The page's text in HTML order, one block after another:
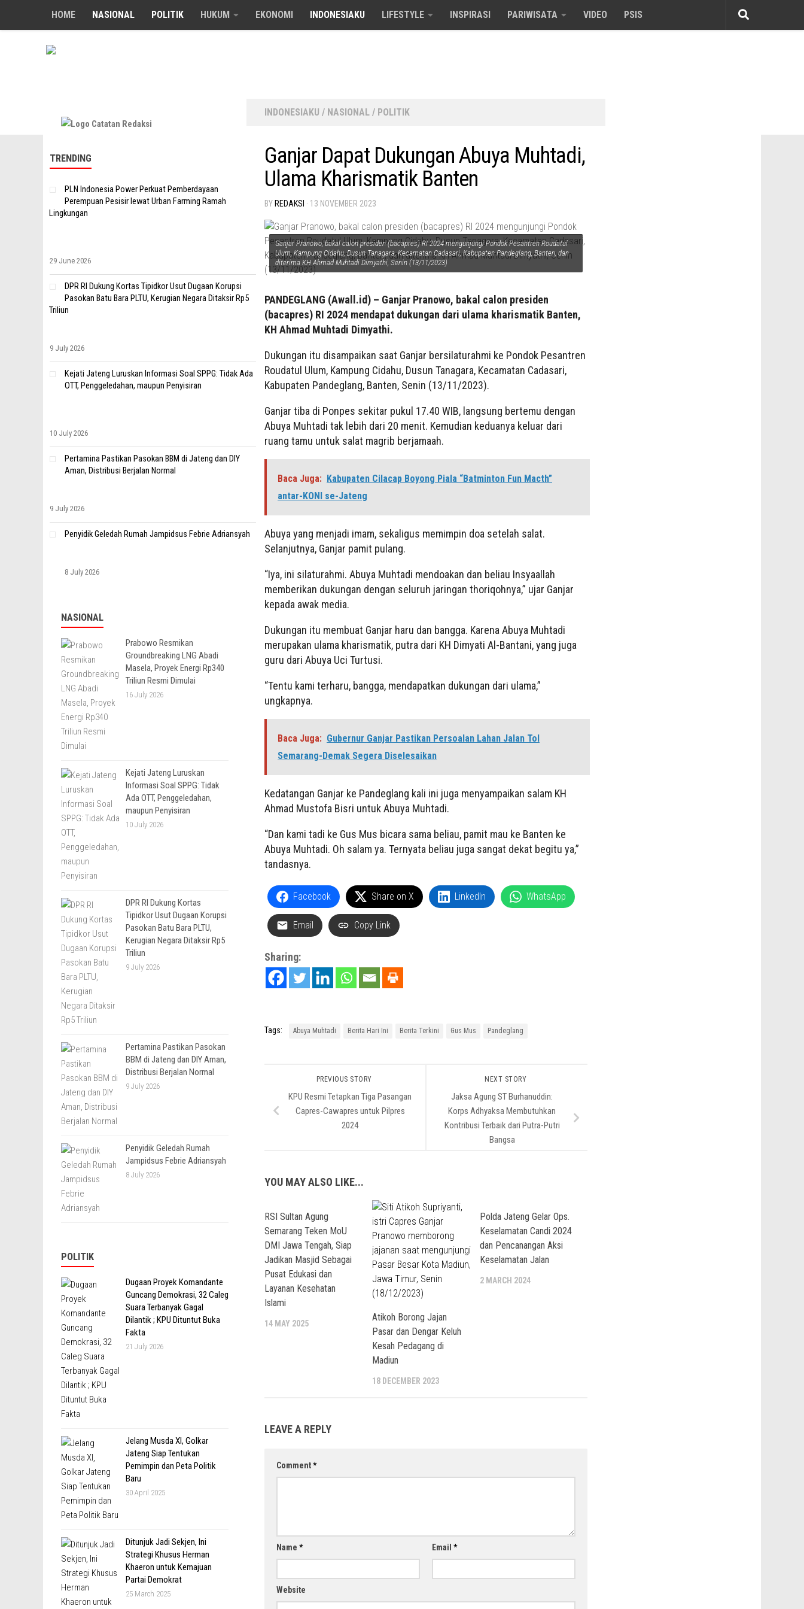
Skip to content
HOME NASIONAL POLITIK HUKUM EKONOMI INDONESIAKU LIFESTYLE INSPIRASI PARIWISATA VIDEO PSIS
INDONESIAKU / NASIONAL / POLITIK
Ganjar Dapat Dukungan Abuya Muhtadi,
Ulama Kharismatik Banten
BY REDAKSI · 13 NOVEMBER 2023
Ganjar Pranowo, bakal calon presiden (bacapres) RI 2024 mengunjungi Pondok Pesantren Roudatul
Ulum, Kampung Cidahu, Dusun Tanagara, Kecamatan Cadasari, Kabupaten Pandeglang, Banten, dan
diterima KH Ahmad Muhtadi Dimyathi, Senin (13/11/2023)
PANDEGLANG (Awall.id) – Ganjar Pranowo, bakal calon presiden
(bacapres) RI 2024 mendapat dukungan dari ulama kharismatik Banten,
KH Ahmad Muhtadi Dimyathi.
Dukungan itu disampaikan saat Ganjar bersilaturahmi ke Pondok Pesantren
Roudatul Ulum, Kampung Cidahu, Dusun Tanagara, Kecamatan Cadasari,
Kabupaten Pandeglang, Banten, Senin (13/11/2023).
Ganjar tiba di Ponpes sekitar pukul 17.40 WIB, langsung bertemu dengan
Abuya Muhtadi tak lebih dari 20 menit. Kemudian keduanya keluar dari
ruang tamu untuk salat magrib berjamaah.
Baca Juga: Kabupaten Cilacap Boyong Piala “Batminton Fun Macth”
antar-KONI se-Jateng
Abuya yang menjadi imam, sekaligus memimpin doa setelah salat.
Selanjutnya, Ganjar pamit pulang.
“Iya, ini silaturahmi. Abuya Muhtadi mendoakan dan beliau Insyaallah
memberikan dukungan dengan seluruh jaringan thoriqohnya,” ujar Ganjar
kepada awak media.
Dukungan itu membuat Ganjar haru dan bangga. Karena Abuya Muhtadi
merupakan ulama kharismatik, putra dari KH Dimyati Al-Bantani, yang juga
guru dari Abuya Uci Turtusi.
“Tentu kami terharu, bangga, mendapatkan dukungan dari ulama,”
ungkapnya.
Baca Juga: Gubernur Ganjar Pastikan Persoalan Lahan Jalan Tol
Semarang-Demak Segera Diselesaikan
Kedatangan Ganjar ke Pandeglang kali ini juga menyampaikan salam KH
Ahmad Mustofa Bisri untuk Abuya Muhtadi.
“Dan kami tadi ke Gus Mus bicara sama beliau, pamit mau ke Banten ke
Abuya Muhtadi. Oh salam ya. Ternyata beliau juga sangat dekat begitu ya,”
tandasnya.
Facebook Share on X LinkedIn WhatsApp
Email Copy Link
Sharing:
Tags: Abuya Muhtadi Berita Hari Ini Berita Terkini Gus Mus Pandeglang
NEXT STORY
Jaksa Agung ST Burhanuddin:
Korps Adhyaksa Membutuhkan
Kontribusi Terbaik dari Putra-Putri
Bangsa
PREVIOUS STORY
KPU Resmi Tetapkan Tiga Pasangan
Capres-Cawapres untuk Pilpres
2024
YOU MAY ALSO LIKE...
RSI Sultan Agung
Semarang Teken MoU
DMI Jawa Tengah, Siap
Jadikan Masjid Sebagai
Pusat Edukasi dan
Layanan Kesehatan
Islami
14 MAY 2025
Atikoh Borong Jajan
Pasar dan Dengar Keluh
Kesah Pedagang di
Madiun
18 DECEMBER 2023
Polda Jateng Gelar Ops.
Keselamatan Candi 2024
dan Pencanangan Aksi
Keselamatan Jalan
2 MARCH 2024
LEAVE A REPLY
Comment*
Name * Email *
Website
TRENDING
PLN Indonesia Power Perkuat Pemberdayaan
Perempuan Pesisir lewat Urban Farming Ramah
Lingkungan
29 June 2026
DPR RI Dukung Kortas Tipidkor Usut Dugaan Korupsi
Pasokan Batu Bara PLTU, Kerugian Negara Ditaksir Rp5
Triliun
9 July 2026
Kejati Jateng Luruskan Informasi Soal SPPG: Tidak Ada
OTT, Penggeledahan, maupun Penyisiran
10 July 2026
Pertamina Pastikan Pasokan BBM di Jateng dan DIY
Aman, Distribusi Berjalan Normal
9 July 2026
Penyidik Geledah Rumah Jampidsus Febrie Adriansyah
8 July 2026
NASIONAL
Prabowo Resmikan
Groundbreaking LNG Abadi
Masela, Proyek Energi Rp340
Triliun Resmi Dimulai
16 July 2026
Kejati Jateng Luruskan
Informasi Soal SPPG: Tidak
Ada OTT, Penggeledahan,
maupun Penyisiran
10 July 2026
DPR RI Dukung Kortas
Tipidkor Usut Dugaan Korupsi
Pasokan Batu Bara PLTU,
Kerugian Negara Ditaksir Rp5
Triliun
9 July 2026
Pertamina Pastikan Pasokan
BBM di Jateng dan DIY Aman,
Distribusi Berjalan Normal
9 July 2026
Penyidik Geledah Rumah
Jampidsus Febrie Adriansyah
8 July 2026
POLITIK
Dugaan Proyek Komandante
Guncang Demokrasi, 32 Caleg
Suara Terbanyak Gagal
Dilantik ; KPU Dituntut Buka
Fakta
21 July 2026
Jelang Musda XI, Golkar
Jateng Siap Tentukan
Pemimpin dan Peta Politik
Baru
30 April 2025
Ditunjuk Jadi Sekjen, Ini
Strategi Khusus Herman
Khaeron untuk Kemajuan
Partai Demokrat
25 March 2025